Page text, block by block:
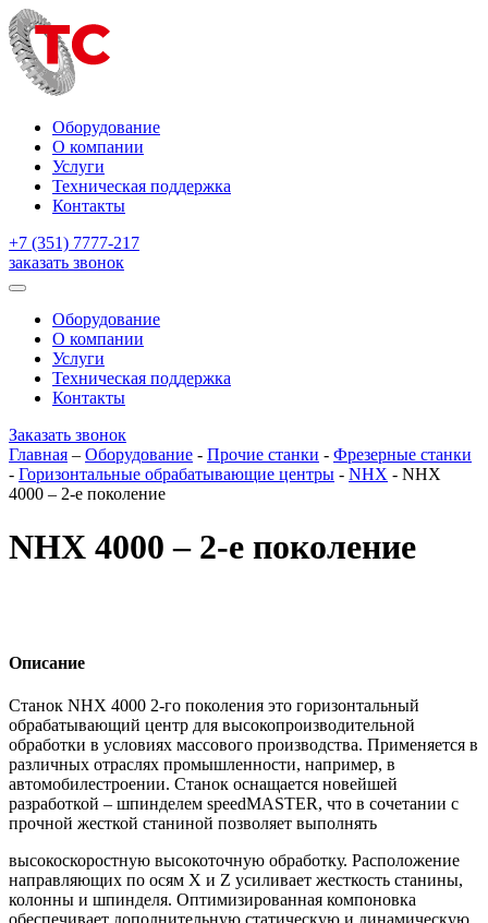
Оборудование
О компании
Услуги
Техническая поддержка
Контакты
+7 (351) 7777-217
заказать звонок
Оборудование
О компании
Услуги
Техническая поддержка
Контакты
Заказать звонок
Главная – Оборудование - Прочие станки - Фрезерные станки
- Горизонтальные обрабатывающие центры - NHX - NHX
4000 – 2-е поколение
NHX 4000 – 2-е поколение
Описание
Станок NHX 4000 2-го поколения это горизонтальный
обрабатывающий центр для высокопроизводительной
обработки в условиях массового производства. Применяется в
различных отраслях промышленности, например, в
автомобилестроении. Станок оснащается новейшей
разработкой – шпинделем speedMASTER, что в сочетании с
прочной жесткой станиной позволяет выполнять
высокоскоростную высокоточную обработку. Расположение
направляющих по осям X и Z усиливает жесткость станины,
колонны и шпинделя. Оптимизированная компоновка